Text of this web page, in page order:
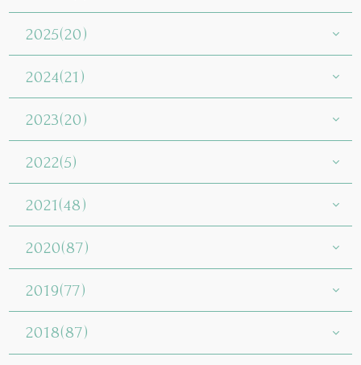
2025(20)
2024(21)
2023(20)
2022(5)
2021(48)
2020(87)
2019(77)
2018(87)